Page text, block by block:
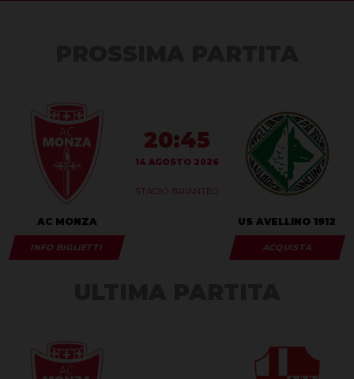
AC MONZA
20:45
14 AGOSTO 2026
STADIO BRIANTEO
US AVELLINO 1912
INFO BIGLIETTI ACQUISTA